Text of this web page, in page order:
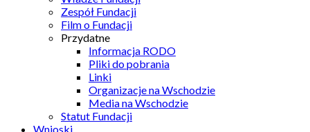
Zespół Fundacji
Film o Fundacji
Przydatne
Informacja RODO
Pliki do pobrania
Linki
Organizacje na Wschodzie
Media na Wschodzie
Statut Fundacji
Wnioski